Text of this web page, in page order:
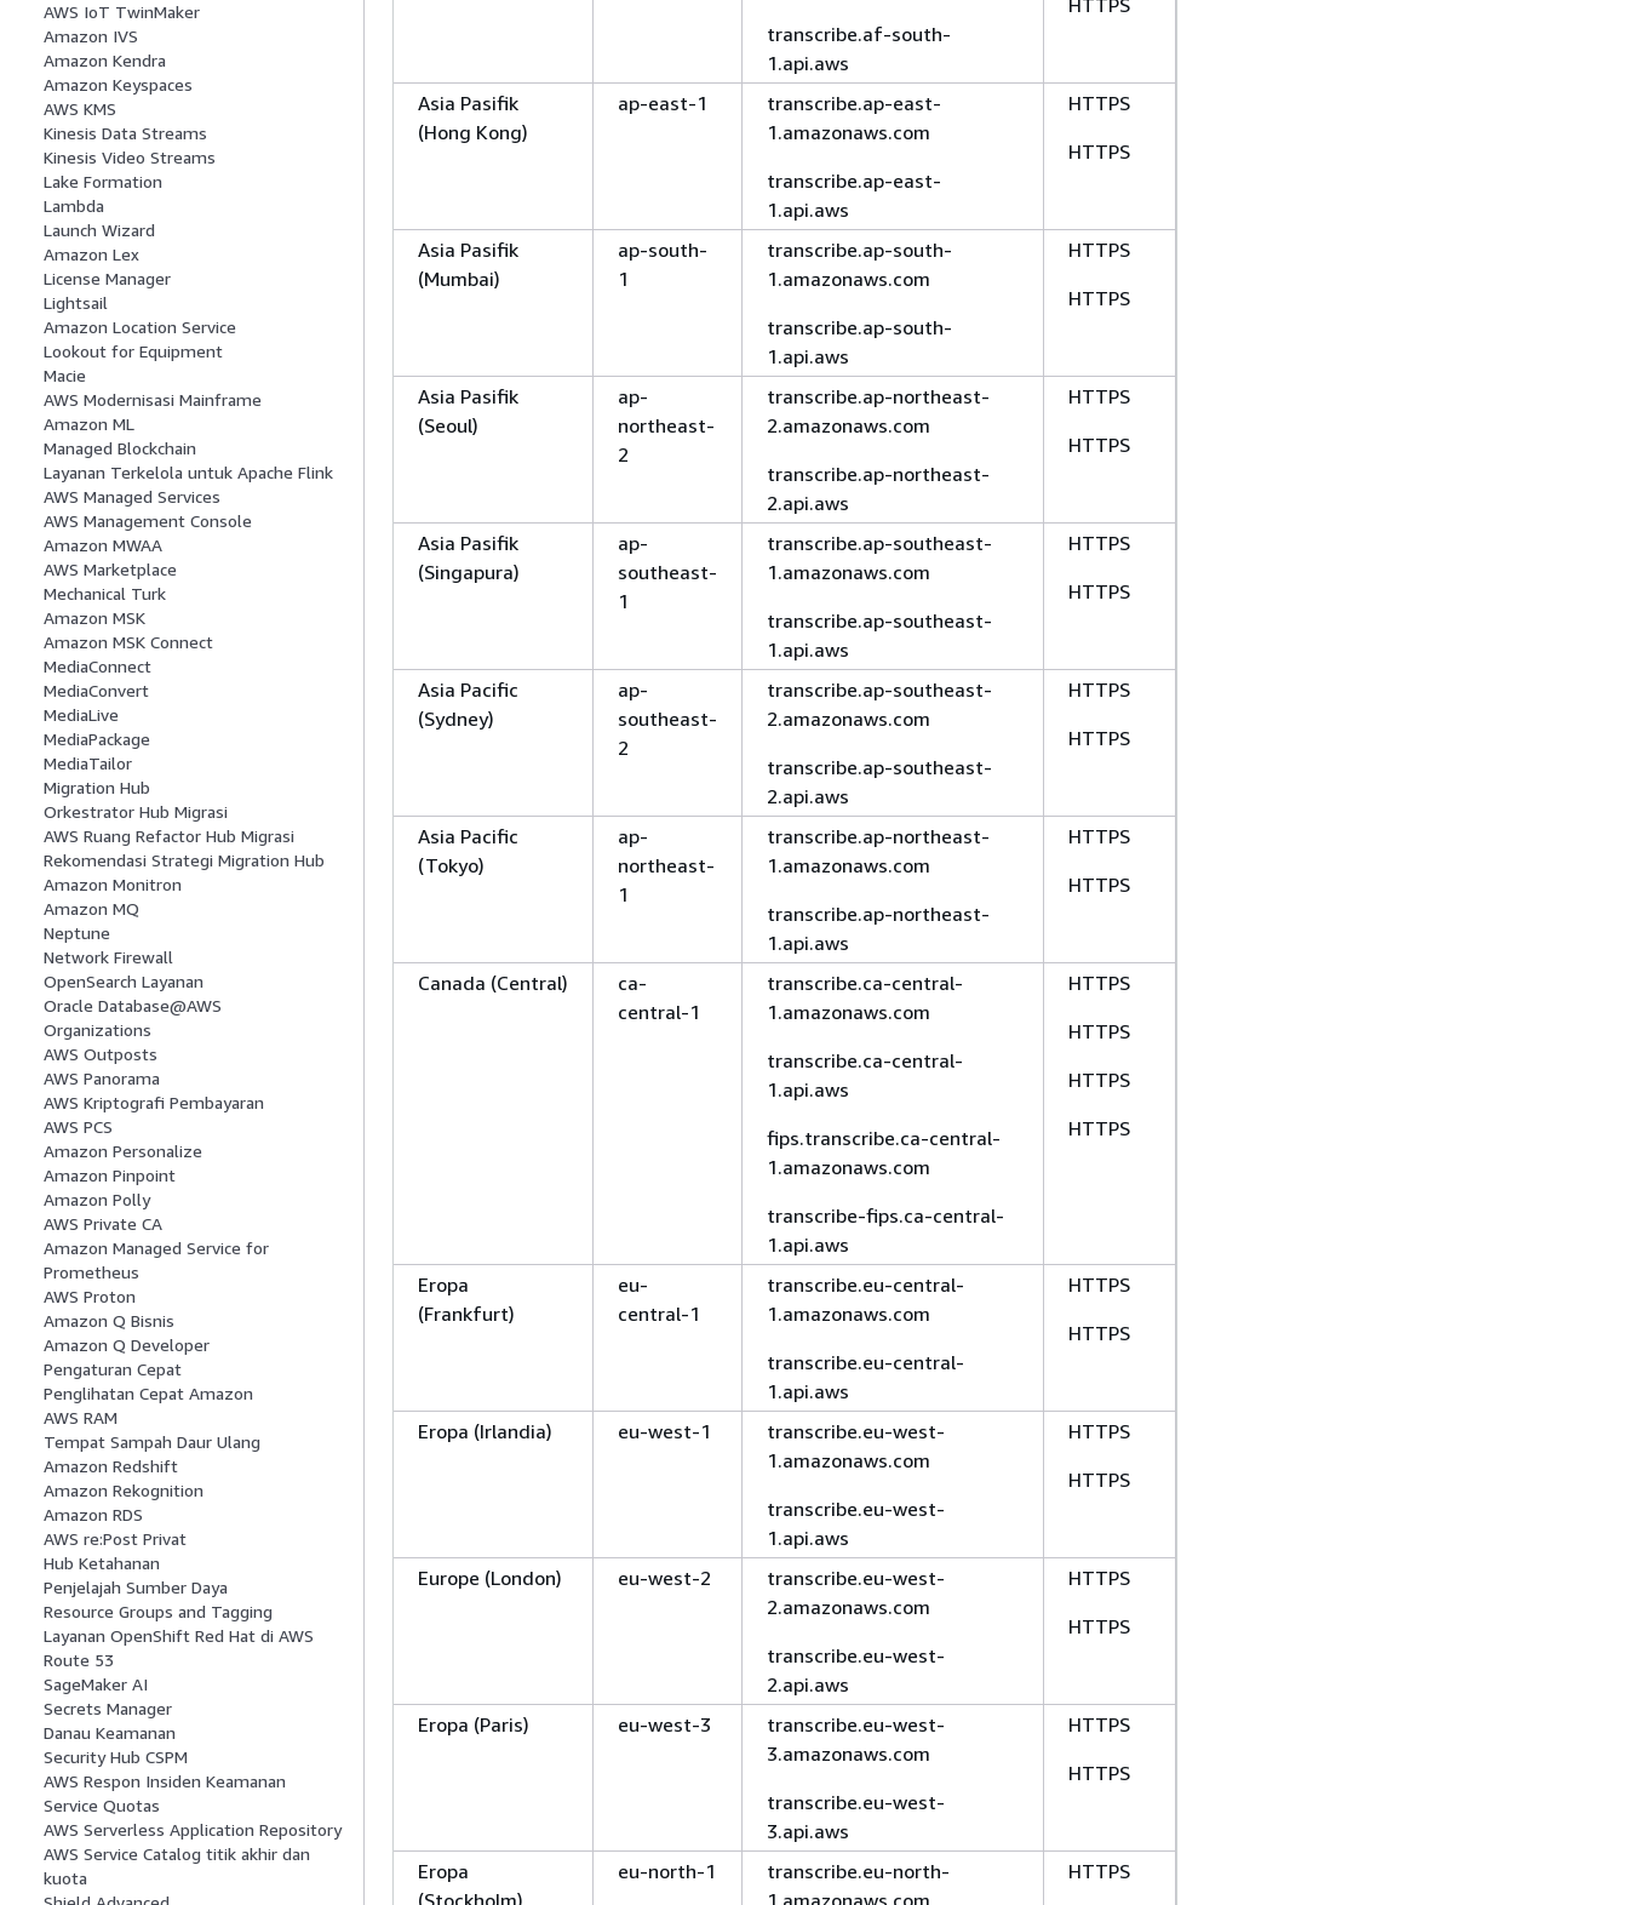
AWS IoT TwinMaker
Amazon IVS
Amazon Kendra
Amazon Keyspaces
AWS KMS
Kinesis Data Streams
Kinesis Video Streams
Lake Formation
Lambda
Launch Wizard
Amazon Lex
License Manager
Lightsail
Amazon Location Service
Lookout for Equipment
Macie
AWS Modernisasi Mainframe
Amazon ML
Managed Blockchain
Layanan Terkelola untuk Apache Flink
AWS Managed Services
AWS Management Console
Amazon MWAA
AWS Marketplace
Mechanical Turk
Amazon MSK
Amazon MSK Connect
MediaConnect
MediaConvert
MediaLive
MediaPackage
MediaTailor
Migration Hub
Orkestrator Hub Migrasi
AWS Ruang Refactor Hub Migrasi
Rekomendasi Strategi Migration Hub
Amazon Monitron
Amazon MQ
Neptune
Network Firewall
OpenSearch Layanan
Oracle Database@AWS
Organizations
AWS Outposts
AWS Panorama
AWS Kriptografi Pembayaran
AWS PCS
Amazon Personalize
Amazon Pinpoint
Amazon Polly
AWS Private CA
Amazon Managed Service for
Prometheus
AWS Proton
Amazon Q Bisnis
Amazon Q Developer
Pengaturan Cepat
Penglihatan Cepat Amazon
AWS RAM
Tempat Sampah Daur Ulang
Amazon Redshift
Amazon Rekognition
Amazon RDS
AWS re:Post Privat
Hub Ketahanan
Penjelajah Sumber Daya
Resource Groups and Tagging
Layanan OpenShift Red Hat di AWS
Route 53
SageMaker AI
Secrets Manager
Danau Keamanan
Security Hub CSPM
AWS Respon Insiden Keamanan
Service Quotas
AWS Serverless Application Repository
AWS Service Catalog titik akhir dan
kuota
transcribe.af-south-
1.api.aws
Asia Pasifik
(Hong Kong)
ap-east-1
transcribe.ap-east-
1.amazonaws.com
transcribe.ap-east-
1.api.aws
HTTPS
HTTPS
Asia Pasifik
(Mumbai)
ap-south-
1
transcribe.ap-south-
1.amazonaws.com
transcribe.ap-south-
1.api.aws
HTTPS
HTTPS
Asia Pasifik
(Seoul)
ap-
northeast-
2
transcribe.ap-northeast-
2.amazonaws.com
transcribe.ap-northeast-
2.api.aws
HTTPS
HTTPS
Asia Pasifik
(Singapura)
ap-
southeast-
1
transcribe.ap-southeast-
1.amazonaws.com
transcribe.ap-southeast-
1.api.aws
HTTPS
HTTPS
Asia Pacific
(Sydney)
ap-
southeast-
2
transcribe.ap-southeast-
2.amazonaws.com
transcribe.ap-southeast-
2.api.aws
HTTPS
HTTPS
Asia Pacific
(Tokyo)
ap-
northeast-
1
transcribe.ap-northeast-
1.amazonaws.com
transcribe.ap-northeast-
1.api.aws
HTTPS
HTTPS
Canada (Central)
ca-
central-1
transcribe.ca-central-
1.amazonaws.com
transcribe.ca-central-
1.api.aws
fips.transcribe.ca-central-
1.amazonaws.com
transcribe-fips.ca-central-
1.api.aws
HTTPS
HTTPS
HTTPS
HTTPS
Eropa
(Frankfurt)
eu-
central-1
transcribe.eu-central-
1.amazonaws.com
transcribe.eu-central-
1.api.aws
HTTPS
HTTPS
Eropa (Irlandia) eu-west-1
transcribe.eu-west-
1.amazonaws.com
transcribe.eu-west-
1.api.aws
HTTPS
HTTPS
Europe (London) eu-west-2
transcribe.eu-west-
2.amazonaws.com
transcribe.eu-west-
2.api.aws
HTTPS
HTTPS
Eropa (Paris) eu-west-3
transcribe.eu-west-
3.amazonaws.com
transcribe.eu-west-
3.api.aws
HTTPS
HTTPS
Eropa
(Stockholm)
eu-north-1
transcribe.eu-north-
1.amazonaws.com
HTTPS